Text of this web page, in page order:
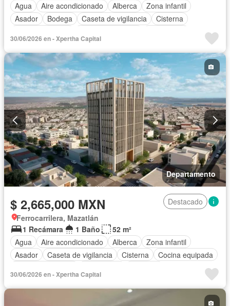
Agua
Aire acondicionado Alberca
Zona infantil
Asador
Bodega Caseta de vigilancia
Cisterna
Elevador
Estacionamiento
Jacuzzi
Jardín
Despacho Recámara con closet
Azotea
Seguridad
Terraza Wifi Sin amueblar
30/06/2026 en - Xpertha Capital
Departamento
$ 2,665,000 MXN
Destacado
Ferrocarrilera, Mazatlán
1 Recámara
1 Baño
52 m²
Agua
Aire acondicionado Alberca
Zona infantil
Asador
Caseta de vigilancia Cisterna
Cocina equipada
Estacionamiento
Gimnasio
30/06/2026 en - Xpertha Capital